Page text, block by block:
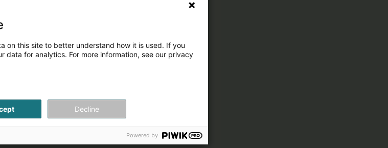
on this site to better understand how it is used. If you
data for analytics. For more information, see our privacy
Decline
Powered by